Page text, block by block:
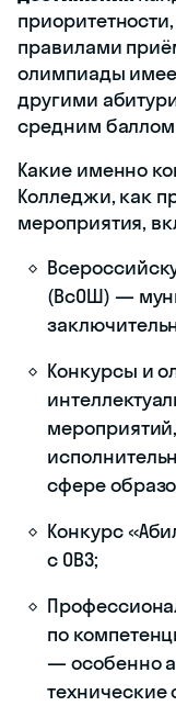
правилами
олимпиады
другими
средним
Какие именно
Колледжи, как
мероприятия,
(ВсОШ) —
Конкурсы и
сфере
Конкурс
с ОВЗ;
по
— особенно
технические